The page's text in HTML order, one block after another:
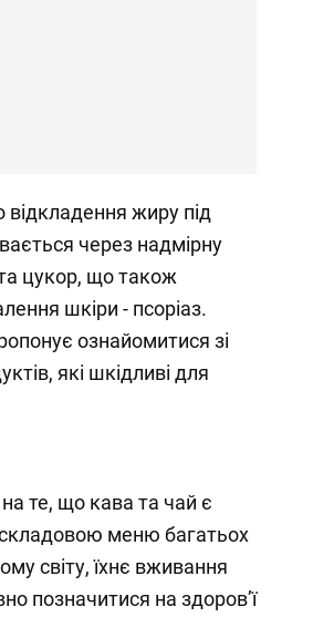
жиру під
через надмірну
цукор, що також
шкіри - псоріаз.
ознайомитися зі
які шкідливі для
те, що кава та чай є
меню багатьох
світу, їхнє вживання
позначитися на здоров’ї